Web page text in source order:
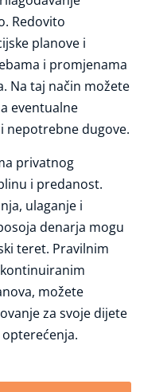
Redovito
planove i
i promjenama
Na taj način možete
eventualne
nepotrebne dugove.
privatnog
i predanost.
ulaganje i
denarja mogu
teret. Pravilnim
možete
za svoje dijete